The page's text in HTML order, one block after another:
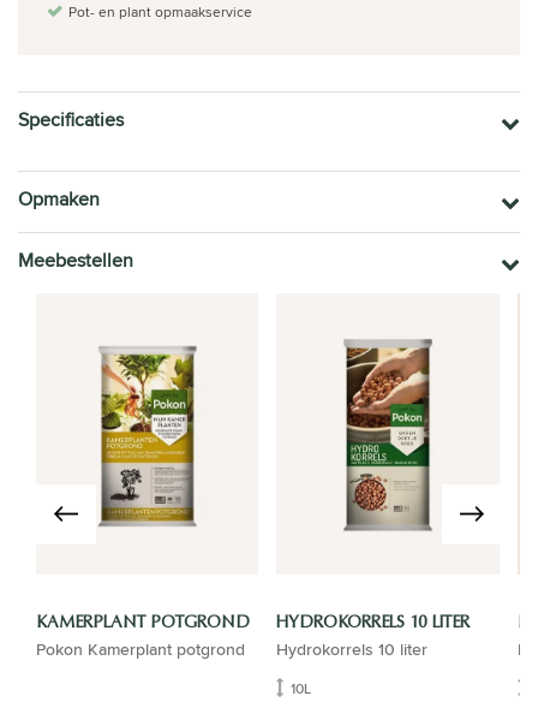
Pot- en plant opmaakservice
Specificaties
Opmaken
Meebestellen
KAMERPLANT POTGROND
Pokon Kamerplant potgrond
HYDROKORRELS 10 LITER
Hydrokorrels 10 liter
10L